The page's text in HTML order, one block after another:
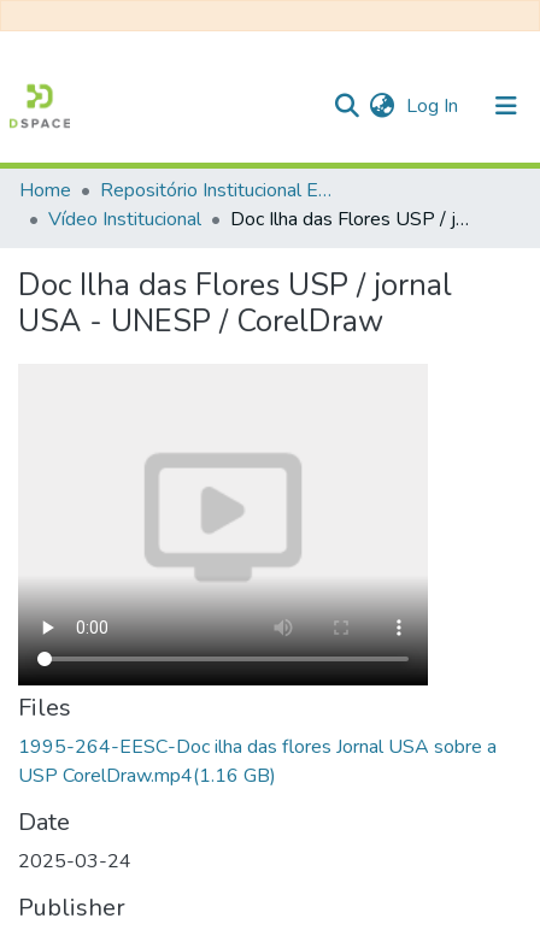
Log In (current)
Communities & Collections
Statistics
Home
Repositório Institucional EESC
Vídeo Institucional
Doc Ilha das Flores USP / jornal USA - UNESP / CorelDraw
Doc Ilha das Flores USP / jornal
USA - UNESP / CorelDraw
Files
1995-264-EESC-Doc ilha das flores Jornal USA sobre a
USP CorelDraw.mp4(1.16 GB)
Date
2025-03-24
Publisher